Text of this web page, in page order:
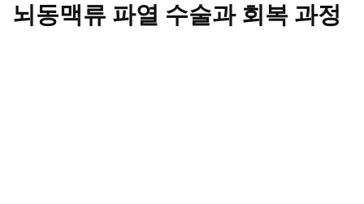
뇌동맥류 파열 수술과 회복 과정